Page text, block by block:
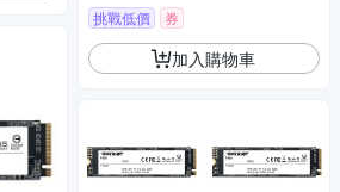
挑戰低價 券
加入購物車